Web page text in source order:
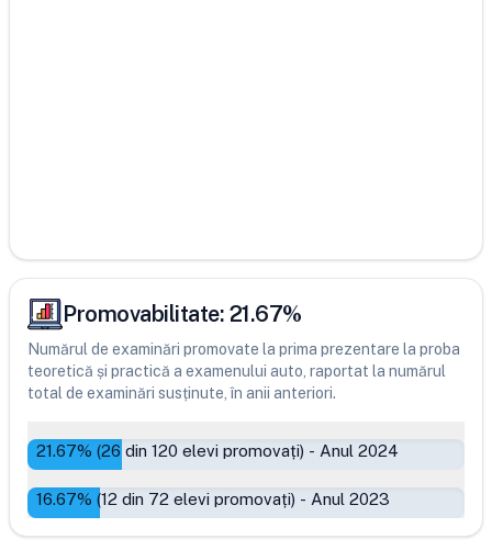
Promovabilitate: 21.67%
Numărul de examinări promovate la prima prezentare la proba
teoretică și practică a examenului auto, raportat la numărul
total de examinări susținute, în anii anteriori.
21.67% (26 din 120 elevi promovați) - Anul 2024
16.67% (12 din 72 elevi promovați) - Anul 2023